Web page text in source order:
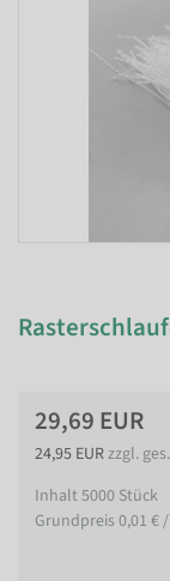
29,69 EUR
24,95 EURzzgl.
Inhalt5000 Stück
Grundpreis0,01 €